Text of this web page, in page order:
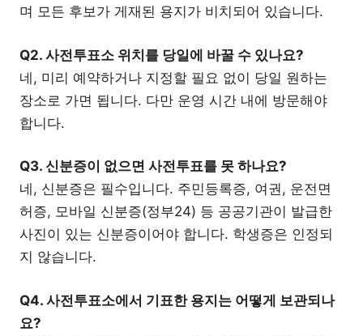
며 모든 후보가 게재된 용지가 비치되어 있습니다.
Q2. 사전투표소 위치를 당일에 바꿀 수 있나요?
네, 미리 예약하거나 지정할 필요 없이 당일 원하는
장소로 가면 됩니다. 다만 운영 시간 내에 방문해야
합니다.
Q3. 신분증이 없으면 사전투표를 못 하나요?
네, 신분증은 필수입니다. 주민등록증, 여권, 운전면
허증, 모바일 신분증(정부24) 등 공공기관이 발급한
사진이 있는 신분증이어야 합니다. 학생증은 인정되
지 않습니다.
Q4. 사전투표소에서 기표한 용지는 어떻게 보관되나
요?